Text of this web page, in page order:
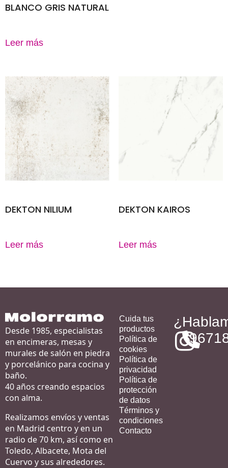
BLANCO GRIS NATURAL
Leer más
DEKTON NILIUM
Leer más
DEKTON KAIROS
Leer más
Desde 1985, especialistas
en encimeras, mesas y
murales de salón en piedra
y porcelánico para cocina y
baño.
40 años creando espacios
con alma.
Realizamos envíos y ventas
en Madrid centro y en un
radio de 70 km, así como en
Toledo, Albacete, Mota del
Cuervo y sus alrededores.
Cuida tus
productos
Política de
cookies
Política de
privacidad
Política de
protección
de datos
Términos y
condiciones
Contacto